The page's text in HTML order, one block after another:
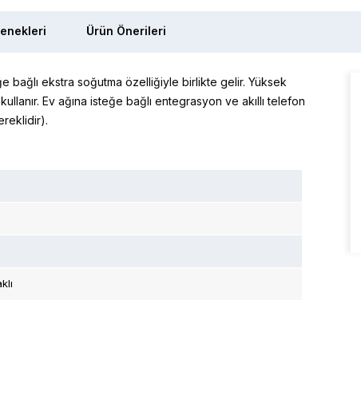
Ürün Önerileri
bağlı ekstra soğutma özelliğiyle birlikte gelir. Yüksek
Ev ağına isteğe bağlı entegrasyon ve akıllı telefon